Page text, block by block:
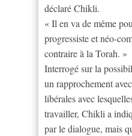
déclaré Chikli.
« Il en va de même
progressiste et néo-
contraire à la Torah. »
Interrogé sur la
un rapprochement
libérales avec
travailler, Chikli a
par le dialogue, mais